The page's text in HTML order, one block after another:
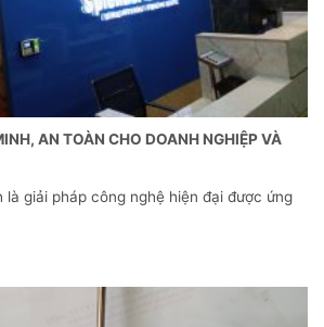
AN TOÀN CHO DOANH NGHIỆP VÀ
là giải pháp công nghệ hiện đại được ứng